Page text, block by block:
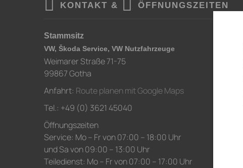
KONTAKT & ÖFFNUNGSZEITEN
Stammsitz
VW, Škoda Service, VW Nutzfahrzeuge
Weimarer Straße 71-75
99867 Gotha
Anfahrt: Route planen mit Google Maps
Tel.: +49 (0) 3621 45040
Öffnungszeiten
Service: Mo – Fr von 07:00 – 18:00 Uhr
und Sa von 09:00 – 13:00 Uhr
Teiledienst: Mo – Fr von 07:00 – 17:00 Uhr